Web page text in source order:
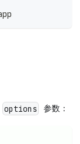
options 参数：